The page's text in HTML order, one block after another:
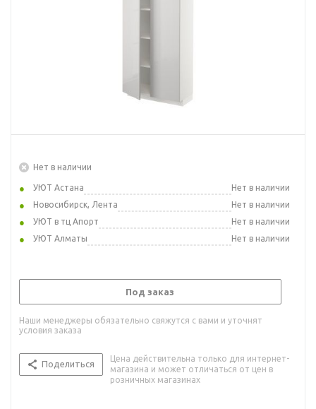
Нет в наличии
УЮТ Астана
Нет в наличии
Новосибирск, Лента
Нет в наличии
УЮТ в тц Апорт
Нет в наличии
УЮТ Алматы
Нет в наличии
Под заказ
Наши менеджеры обязательно свяжутся с вами и уточнят
условия заказа
Поделиться
Цена действительна только для интернет-
магазина и может отличаться от цен в
розничных магазинах